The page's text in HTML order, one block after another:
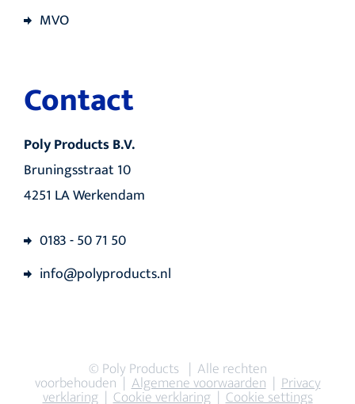
MVO
Contact
Poly Products B.V.
Bruningsstraat 10
4251 LA Werkendam
0183 - 50 71 50
info@polyproducts.nl
© Poly Products | Alle rechten
voorbehouden |Algemene voorwaarden|Privacy
verklaring|Cookie verklaring|Cookie settings